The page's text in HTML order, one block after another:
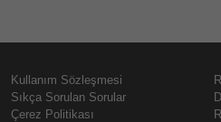
Kullanım Sözleşmesi
Sıkça Sorulan Sorular
Çerez Politikası